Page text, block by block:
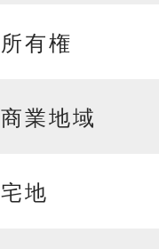
所有権
商業地域
宅地